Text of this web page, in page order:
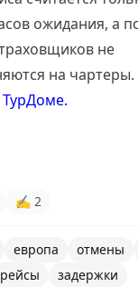
ожидания, а
не
на
ТурДоме.
✍ 2
европа отмены
рейсы
задержки